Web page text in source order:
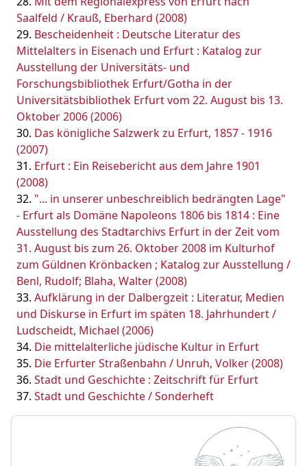
Saalfeld / Krauß, Eberhard (2008)
Bescheidenheit : Deutsche Literatur des
Mittelalters in Eisenach und Erfurt : Katalog zur
Ausstellung der Universitäts- und
Forschungsbibliothek Erfurt/Gotha in der
Universitätsbibliothek Erfurt vom 22. August bis 13.
Oktober 2006 (2006)
Das königliche Salzwerk zu Erfurt, 1857 - 1916
(2007)
Erfurt : Ein Reisebericht aus dem Jahre 1901
(2008)
"... in unserer unbeschreiblich bedrängten Lage"
- Erfurt als Domäne Napoleons 1806 bis 1814 : Eine
Ausstellung des Stadtarchivs Erfurt in der Zeit vom
31. August bis zum 26. Oktober 2008 im Kulturhof
zum Güldnen Krönbacken ; Katalog zur Ausstellung /
Benl, Rudolf; Blaha, Walter (2008)
Aufklärung in der Dalbergzeit : Literatur, Medien
und Diskurse in Erfurt im späten 18. Jahrhundert /
Ludscheidt, Michael (2006)
Die mittelalterliche jüdische Kultur in Erfurt
Die Erfurter Straßenbahn / Unruh, Volker (2008)
Stadt und Geschichte : Zeitschrift für Erfurt
Stadt und Geschichte / Sonderheft